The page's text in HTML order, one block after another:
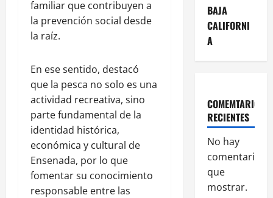
familiar que contribuyen a
la prevención social desde
la raíz.
En ese sentido, destacó
que la pesca no solo es una
actividad recreativa, sino
parte fundamental de la
identidad histórica,
económica y cultural de
Ensenada, por lo que
fomentar su conocimiento
responsable entre las
BAJA
CALIFORNI
A
COMEMTARIOS
RECIENTES
No hay
comentarios
que
mostrar.